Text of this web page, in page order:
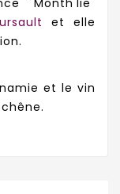
"Month'lie"
et elle
et le vin